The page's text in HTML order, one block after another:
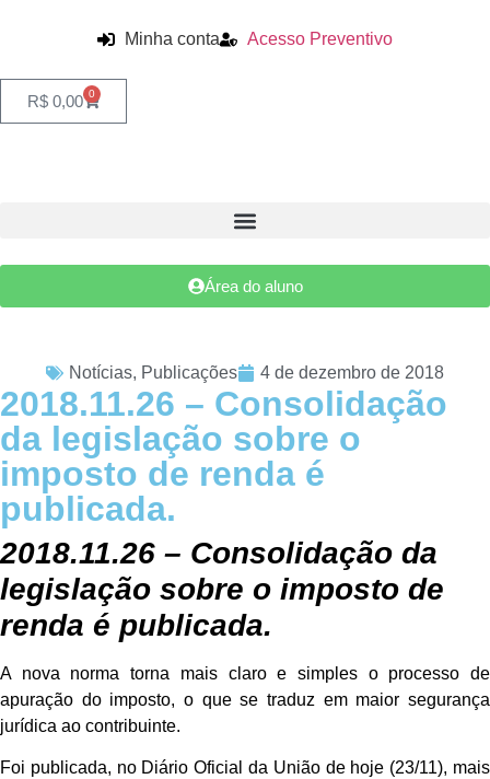
Minha conta Acesso Preventivo
R$ 0,00 0
Área do aluno
Notícias, Publicações 4 de dezembro de 2018
2018.11.26 – Consolidação
da legislação sobre o
imposto de renda é
publicada.
2018.11.26 – Consolidação da
legislação sobre o imposto de
renda é publicada.
A nova norma torna mais claro e simples o processo de
apuração do imposto, o que se traduz em maior segurança
jurídica ao contribuinte.
Foi publicada, no Diário Oficial da União de hoje (23/11), mais